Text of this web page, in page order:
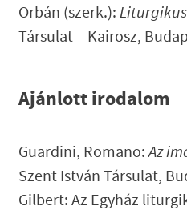
Orbán (szerk.):
Társulat – Kairosz,
Ajánlott irodalom
Guardini, Romano:Az
Szent István Társulat,
Gilbert: Az Egyház